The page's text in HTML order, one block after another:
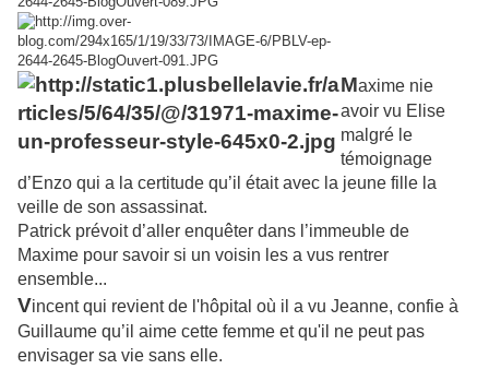
Maxime nie
avoir vu Elise
malgré le
témoignage
d’Enzo qui a la certitude qu’il était avec la jeune fille la
veille de son assassinat.
Patrick prévoit d’aller enquêter dans l’immeuble de
Maxime pour savoir si un voisin les a vus rentrer
ensemble...
Vincent qui revient de l'hôpital où il a vu Jeanne, confie à
Guillaume qu’il aime cette femme et qu'il ne peut pas
envisager sa vie sans elle.